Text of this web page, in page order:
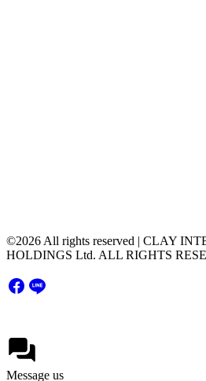
©2026 All rights reserved | CLAY
HOLDINGS Ltd. ALL RIGHTS
Message us